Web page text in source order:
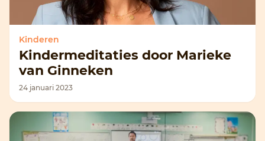
Kinderen
Kindermeditaties door Marieke
van Ginneken
24 januari 2023